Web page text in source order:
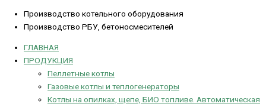
Производство котельного оборудования
Производство РБУ, бетоносмесителей
ГЛАВНАЯ
ПРОДУКЦИЯ
Пеллетные котлы
Газовые котлы и теплогенераторы
Котлы на опилках, щепе, БИО топливе. Автоматическая